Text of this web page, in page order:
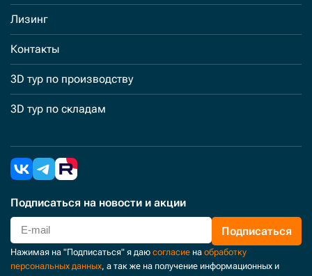
Лизинг
Контакты
3D тур по производству
3D тур по складам
Подписаться на новости и акции
Подписаться
Нажимая на "Подписаться" я даю согласие на обработку
персональных данных, а так же на получение информационных и